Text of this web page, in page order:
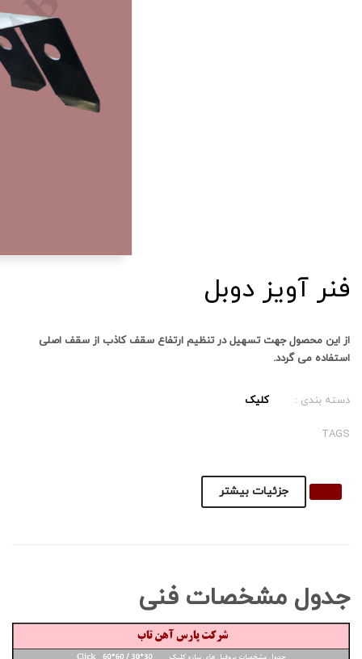
فنر آویز دوبل
از این محصول جهت تسهیل در تنظیم ارتفاع سقف کاذب از سقف اصلی
استفاده می گردد.
دسته بندی : کلیک
TAGS
جزئیات بیشتر
جدول مشخصات فنی